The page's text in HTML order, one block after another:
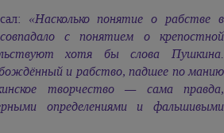
«Насколько понятие о рабстве в
совпадало с понятием о крепостной
хотя бы слова Пушкина.
и рабство, падшее по манию
творчество — сама правда,
определениями и фальшивыми